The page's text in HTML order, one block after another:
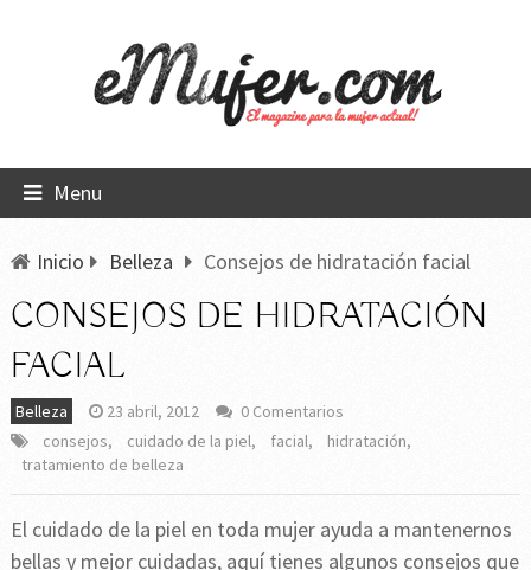
Menu
Inicio Belleza Consejos de hidratación facial
CONSEJOS DE HIDRATACIÓN
FACIAL
Belleza 23 abril, 2012
0 Comentarios
consejos, cuidado de la piel, facial, hidratación,
tratamiento de belleza
El cuidado de la piel en toda mujer ayuda a mantenernos
bellas y mejor cuidadas, aquí tienes algunos consejos que